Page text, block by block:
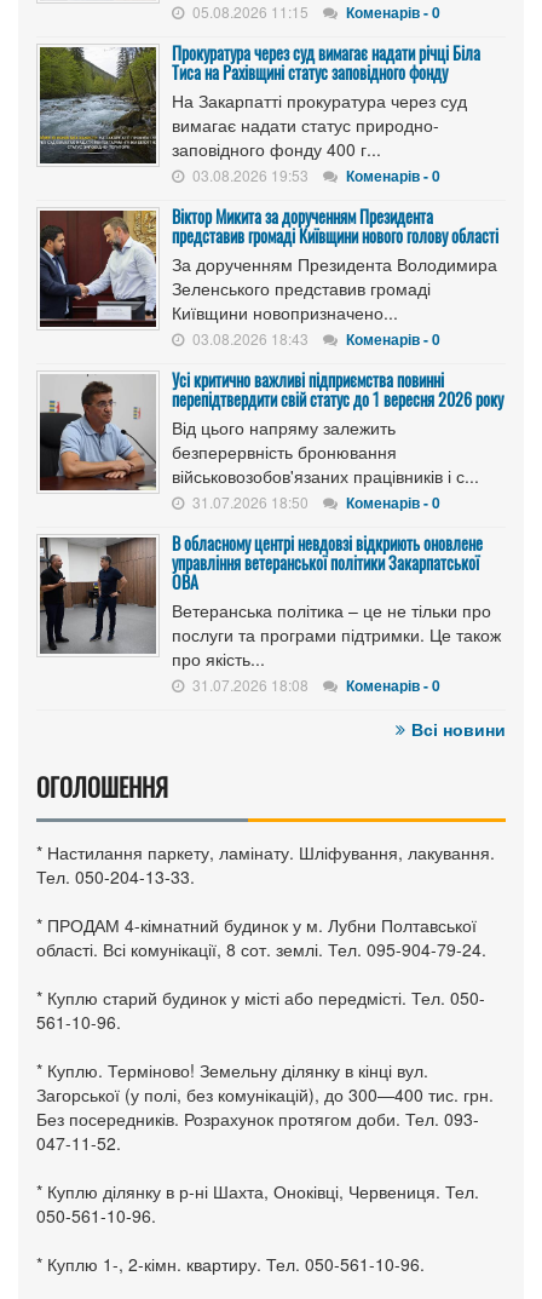
05.08.2026 11:15 Коменарів - 0
Прокуратура через суд вимагає надати річці Біла
Тиса на Рахівщині статус заповідного фонду
На Закарпатті прокуратура через суд
вимагає надати статус природно-
заповідного фонду 400 г...
03.08.2026 19:53 Коменарів - 0
Віктор Микита за дорученням Президента
представив громаді Київщини нового голову області
За дорученням Президента Володимира
Зеленського представив громаді
Київщини новопризначено...
03.08.2026 18:43 Коменарів - 0
Усі критично важливі підприємства повинні
перепідтвердити свій статус до 1 вересня 2026 року
Від цього напряму залежить
безперервність бронювання
військовозобов'язаних працівників і с...
31.07.2026 18:50 Коменарів - 0
В обласному центрі невдовзі відкриють оновлене
управління ветеранської політики Закарпатської
ОВА
Ветеранська політика – це не тільки про
послуги та програми підтримки. Це також
про якість...
31.07.2026 18:08 Коменарів - 0
Всі новини
ОГОЛОШЕННЯ
* Настилання паркету, ламінату. Шліфування, лакування.
Тел. 050-204-13-33.
* ПРОДАМ 4-кімнатний будинок у м. Лубни Полтавської
області. Всі комунікації, 8 сот. землі. Тел. 095-904-79-24.
* Куплю старий будинок у місті або передмісті. Тел. 050-
561-10-96.
* Куплю. Терміново! Земельну ділянку в кінці вул.
Загорської (у полі, без комунікацій), до 300—400 тис. грн.
Без посередників. Розрахунок протягом доби. Тел. 093-
047-11-52.
* Куплю ділянку в р-ні Шахта, Оноківці, Червениця. Тел.
050-561-10-96.
* Куплю 1-, 2-кімн. квартиру. Тел. 050-561-10-96.